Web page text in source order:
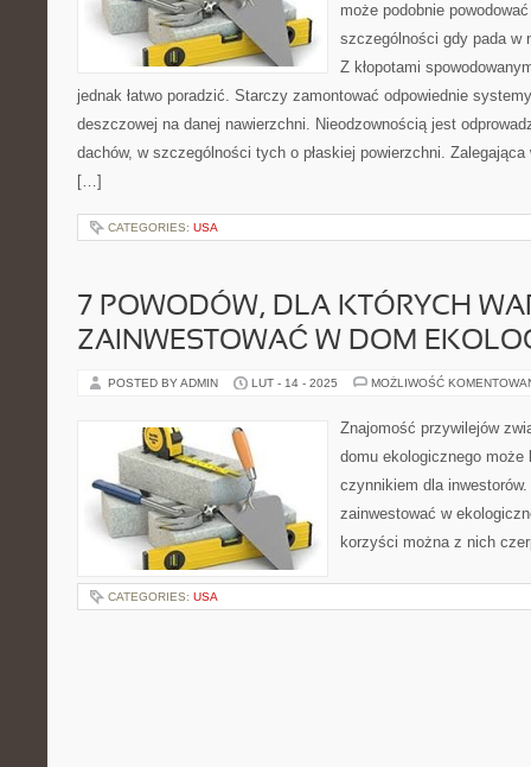
może podobnie
szczególności gdy pada w
Z kłopotami
jednak łatwo poradzić. Starczy zamontować odpowiednie
deszczowej na danej nawierzchni. Nieodzownością jest
dachów, w szczególności tych o płaskiej powierzchni.
[…]
CATEGORIES: USA
7 POWODÓW, DLA KTÓRYCH
ZAINWESTOWAĆ W DOM
POSTED BY ADMIN LUT - 14 - 2025 MOŻLIWOŚĆ
Znajomość przywilejów
domu ekologicznego
czynnikiem dla
zainwestować w
korzyści można z nich
CATEGORIES: USA